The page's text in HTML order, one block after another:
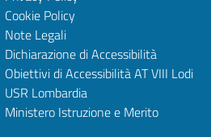
Cookie Policy
Note Legali
Dichiarazione di Accessibilità
Obiettivi di AccessibilitàAT VIII Lodi
USR Lombardia
Ministero Istruzione e Merito